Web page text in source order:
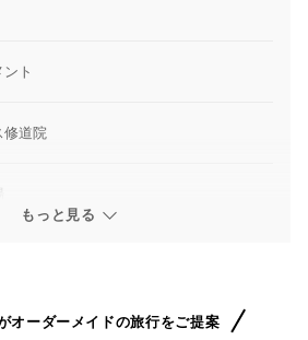
ト
修道院
アルカンタラ展望台
もっと見る
オーダーメイドの旅行をご提案